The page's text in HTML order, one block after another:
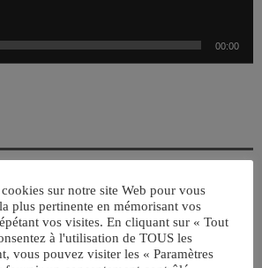
00:00
sur notre site Web pour vous
plus pertinente en mémorisant vos
vos visites. En cliquant sur « Tout
à l'utilisation de TOUS les
vous pouvez visiter les « Paramètres